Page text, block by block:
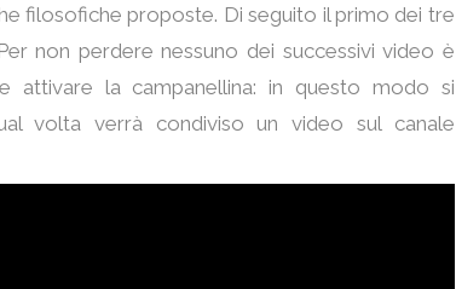
filosofiche proposte. Di seguito il primo dei tre
non perdere nessuno dei successivi video è
attivare la campanellina: in questo modo si
volta verrà condiviso un video sul canale